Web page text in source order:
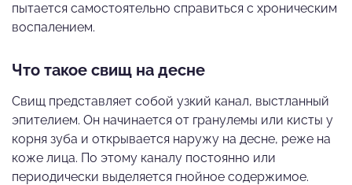
пытается самостоятельно справиться с хроническим
воспалением.
Что такое свищ на десне
Свищ представляет собой узкий канал, выстланный
эпителием. Он начинается от гранулемы или кисты у
корня зуба и открывается наружу на десне, реже на
коже лица. По этому каналу постоянно или
периодически выделяется гнойное содержимое.